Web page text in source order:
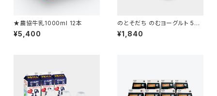
★農協牛乳1000ml 12本
¥5,400
のとそだち のむヨーグルト 500
ml 4本
¥1,840